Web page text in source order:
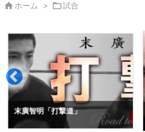
 ホーム > 試合
アレクセイ・コノ
の空道入門」